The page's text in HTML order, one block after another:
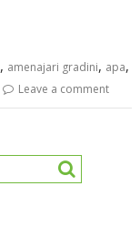
, amenajari gradini, apa,
Leave a comment